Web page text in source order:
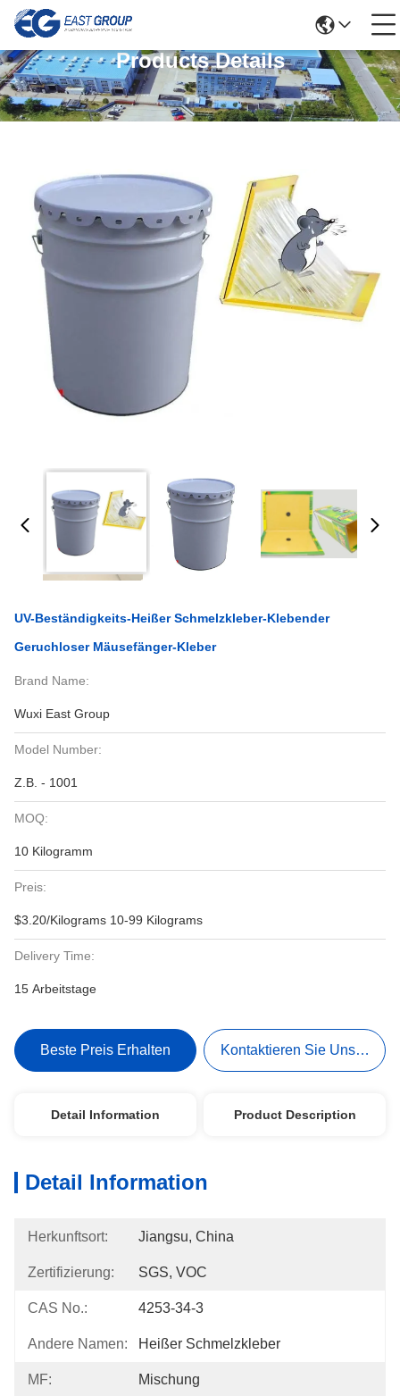
Products Details
UV-Beständigkeits-Heißer Schmelzkleber-Klebender
Geruchloser Mäusefänger-Kleber
Brand Name:
Wuxi East Group
Model Number:
Z.B. - 1001
MOQ:
10 Kilogramm
Preis:
$3.20/Kilograms 10-99 Kilograms
Delivery Time:
15 Arbeitstage
Beste Preis Erhalten Kontaktieren Sie Uns Jetzt
Detail Information Product Description
Detail Information
Herkunftsort: Jiangsu, China
Zertifizierung: SGS, VOC
CAS No.: 4253-34-3
Andere Namen: Heißer Schmelzkleber
MF: Mischung